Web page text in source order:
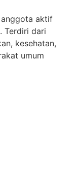
anggota aktif
Terdiri dari
kesehatan,
umum